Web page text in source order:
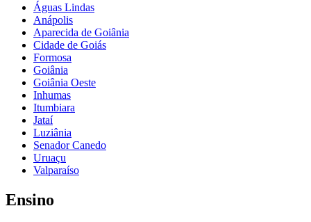
Águas Lindas
Anápolis
Aparecida de Goiânia
Cidade de Goiás
Formosa
Goiânia
Goiânia Oeste
Inhumas
Itumbiara
Jataí
Luziânia
Senador Canedo
Uruaçu
Valparaíso
Ensino